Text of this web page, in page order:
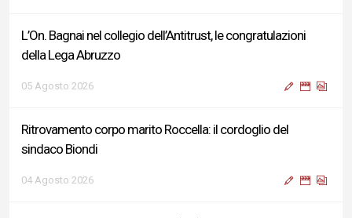
L’On. Bagnai nel collegio dell’Antitrust, le congratulazioni
della Lega Abruzzo
05 Agosto 2026
Ritrovamento corpo marito Roccella: il cordoglio del
sindaco Biondi
04 Agosto 2026